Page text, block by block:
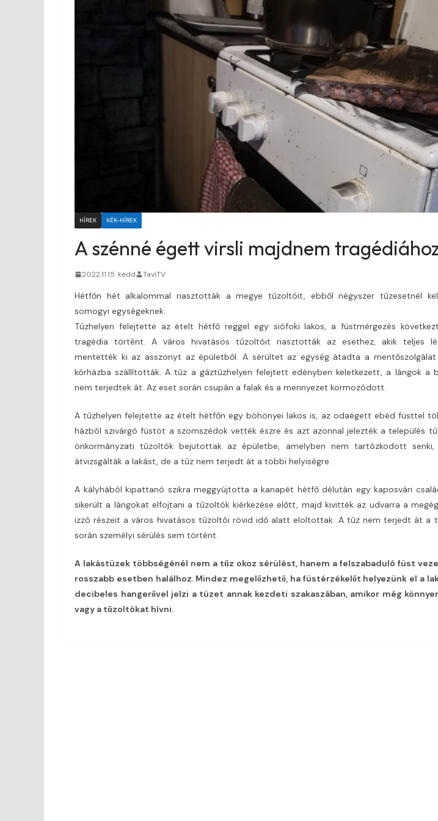
HÍREK KÉK-HÍREK
A szénné égett virsli majdnem
2022.11.15. kedd TaviTV
Hétfőn hét alkalommal riasztották a megye tűzoltóit, ebből négyszer tűzesetnél
somogyi egységeknek.
Tűzhelyen felejtette az ételt hétfő reggel egy siófoki lakos, a füstmérgezés
tragédia történt. A város hivatásos tűzoltóit riasztották az esethez, akik teljes
mentették ki az asszonyt az épületből. A sérültet az egység átadta a mentőszolgálat
kórházba szállították. A tűz a gáztűzhelyen felejtett edényben keletkezett, a lángok a
nem terjedtek át. Az eset során csupán a falak és a mennyezet kormozódott.
A tűzhelyen felejtette az ételt hétfőn egy böhönyei lakos is, az odaégett ebéd füsttel
házból szivárgó füstöt a szomszédok vették észre és azt azonnal jelezték a település
önkormányzati tűzoltók bejutottak az épületbe, amelyben nem tartózkodott senki,
átvizsgálták a lakást, de a tűz nem terjedt át a többi helyiségre.
A kályhából kipattanó szikra meggyújtotta a kanapét hétfő délután egy kaposvári
sikerült a lángokat elfojtani a tűzoltók kiérkezése előtt, majd kivitték az udvarra a
izzó részeit a város hivatásos tűzoltói rövid idő alatt eloltottak. A tűz nem terjedt át a
során személyi sérülés sem történt.
A lakástüzek többségénél nem a tűz okoz sérülést, hanem a felszabaduló füst
rosszabb esetben halálhoz. Mindez megelőzhető, ha füstérzékelőt helyezünk el a
decibeles hangerővel jelzi a tüzet annak kezdeti szakaszában, amikor még
vagy a tűzoltókat hívni.